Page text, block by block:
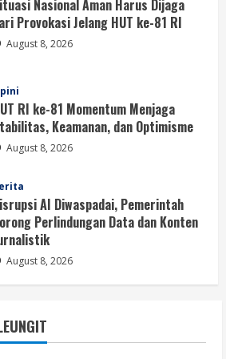
RI ke-81 Momentum Menjaga
Keamanan, dan Optimisme
August 8, 2026
AI Diwaspadai, Pemerintah
Perlindungan Data dan Konten
August 8, 2026
Kemerdekaan Dinilai Harus
dengan Persatuan
Nasional Aman, Publik Diminta
Provokasi Jelang HUT RI
August 8, 2026